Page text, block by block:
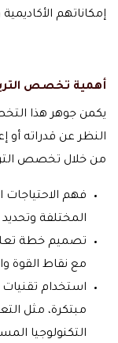
إمكاناتهم
أهمية تخصص
يكمن جوهر هذا
النظر عن قدراته أو
من خلال تخصص
فهم الاحتياجات
المختلفة
تصميم خطة
مع نقاط القوة
استخدام
مبتكرة، مثل
التكنولوجيا